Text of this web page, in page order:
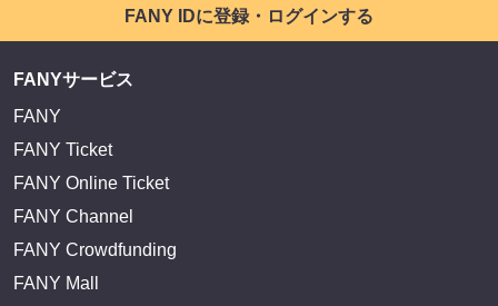
FANY IDに登録・ログインする
FANYサービス
FANY
FANY Ticket
FANY Online Ticket
FANY Channel
FANY Crowdfunding
FANY Mall